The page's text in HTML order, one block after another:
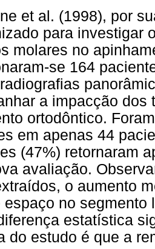
et al. (1998), por
para investigar
molares no
se 164
a impacção dos
ortodôntico.
em apenas 44
(47%) retornaram
avaliação.
o aumento
espaço no segmento
estatística
do estudo é que a